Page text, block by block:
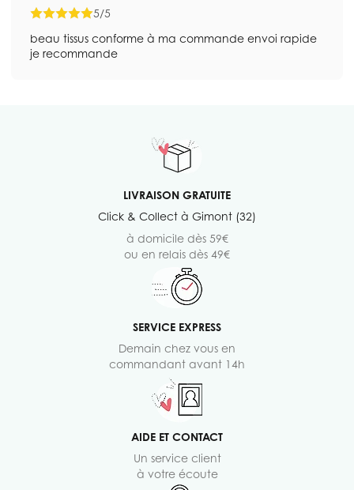
5/5
beau tissus conforme à ma commande envoi rapide
je recommande
LIVRAISON GRATUITE
Click & Collect à Gimont (32)
à domicile dès 59€
ou en relais dès 49€
SERVICE EXPRESS
Demain chez vous en
commandant avant 14h
AIDE ET CONTACT
Un service client
à votre écoute